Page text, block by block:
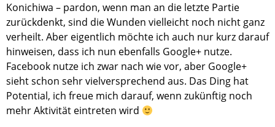
Konichiwa – pardon, wenn man an die letzte Partie
zurückdenkt, sind die Wunden vielleicht noch nicht ganz
verheilt. Aber eigentlich möchte ich auch nur kurz darauf
hinweisen, dass ich nun ebenfalls Google+ nutze.
Facebook nutze ich zwar nach wie vor, aber Google+
sieht schon sehr vielversprechend aus. Das Ding hat
Potential, ich freue mich darauf, wenn zukünftig noch
mehr Aktivität eintreten wird